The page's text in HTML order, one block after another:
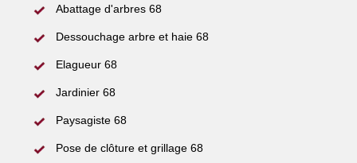
Abattage d'arbres 68
Dessouchage arbre et haie 68
Elagueur 68
Jardinier 68
Paysagiste 68
Pose de clôture et grillage 68